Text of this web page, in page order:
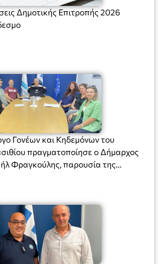
Δημοτικής Επιτροπής 2026
Γονέων και Κηδεμόνων του
πραγματοποίησε ο Δήμαρχος
Φραγκούλης, παρουσία της
κας Μαριάννας Χαΐτα.